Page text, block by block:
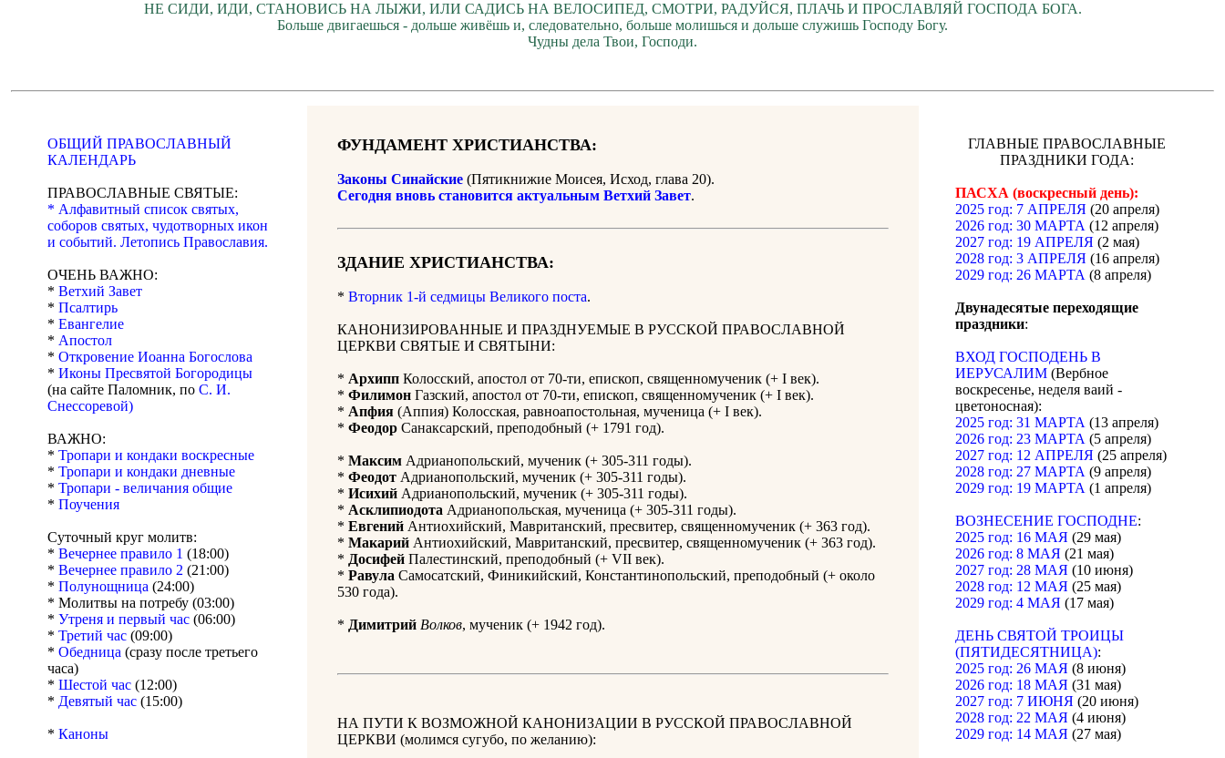
НЕ СИДИ, ИДИ, СТАНОВИСЬ НА ЛЫЖИ, ИЛИ САДИСЬ НА ВЕЛОСИПЕД, СМОТРИ, РАДУЙСЯ, ПЛАЧЬ И ПРОСЛАВЛЯЙ ГОСПОДА БОГА.
Больше двигаешься - дольше живёшь и, следовательно, больше молишься и дольше служишь Господу Богу.
Чудны дела Твои, Господи.
ОБЩИЙ ПРАВОСЛАВНЫЙ
КАЛЕНДАРЬ
ПРАВОСЛАВНЫЕ СВЯТЫЕ:
* Алфавитный список святых,
соборов святых, чудотворных икон
и событий. Летопись Православия.
ОЧЕНЬ ВАЖНО:
* Ветхий Завет
* Псалтирь
* Евангелие
* Апостол
* Откровение Иоанна Богослова
* Иконы Пресвятой Богородицы
(на сайте Паломник, по С. И.
Снессоревой)
ВАЖНО:
* Тропари и кондаки воскресные
* Тропари и кондаки дневные
* Тропари - величания общие
* Поучения
Суточный круг молитв:
* Вечернее правило 1 (18:00)
* Вечернее правило 2 (21:00)
* Полунощница (24:00)
* Молитвы на потребу (03:00)
* Утреня и первый час (06:00)
* Третий час (09:00)
* Обедница (сразу после третьего
часа)
* Шестой час (12:00)
* Девятый час (15:00)
* Каноны
ФУНДАМЕНТ ХРИСТИАНСТВА:
Законы Синайские (Пятикнижие Моисея, Исход, глава 20).
Сегодня вновь становится актуальным Ветхий Завет.
ЗДАНИЕ ХРИСТИАНСТВА:
* Вторник 1-й седмицы Великого поста.
КАНОНИЗИРОВАННЫЕ И ПРАЗДНУЕМЫЕ В РУССКОЙ ПРАВОСЛАВНОЙ
ЦЕРКВИ СВЯТЫЕ И СВЯТЫНИ:
* Архипп Колосский, апостол от 70-ти, епископ, священномученик (+ I век).
* Филимон Газский, апостол от 70-ти, епископ, священномученик (+ I век).
* Апфия (Аппия) Колосская, равноапостольная, мученица (+ I век).
* Феодор Санаксарский, преподобный (+ 1791 год).
* Максим Адрианопольский, мученик (+ 305-311 годы).
* Феодот Адрианопольский, мученик (+ 305-311 годы).
* Исихий Адрианопольский, мученик (+ 305-311 годы).
* Асклипиодота Адрианопольская, мученица (+ 305-311 годы).
* Евгений Антиохийский, Мавританский, пресвитер, священномученик (+ 363 год).
* Макарий Антиохийский, Мавританский, пресвитер, священномученик (+ 363 год).
* Досифей Палестинский, преподобный (+ VII век).
* Равула Самосатский, Финикийский, Константинопольский, преподобный (+ около
530 года).
* Димитрий Волков, мученик (+ 1942 год).
НА ПУТИ К ВОЗМОЖНОЙ КАНОНИЗАЦИИ В РУССКОЙ ПРАВОСЛАВНОЙ
ЦЕРКВИ (молимся сугубо, по желанию):
ГЛАВНЫЕ ПРАВОСЛАВНЫЕ
ПРАЗДНИКИ ГОДА:
ПАСХА (воскресный день):
2025 год: 7 АПРЕЛЯ (20 апреля)
2026 год: 30 МАРТА (12 апреля)
2027 год: 19 АПРЕЛЯ (2 мая)
2028 год: 3 АПРЕЛЯ (16 апреля)
2029 год: 26 МАРТА (8 апреля)
Двунадесятые переходящие
праздники:
ВХОД ГОСПОДЕНЬ В
ИЕРУСАЛИМ (Вербное
воскресенье, неделя ваий -
цветоносная):
2025 год: 31 МАРТА (13 апреля)
2026 год: 23 МАРТА (5 апреля)
2027 год: 12 АПРЕЛЯ (25 апреля)
2028 год: 27 МАРТА (9 апреля)
2029 год: 19 МАРТА (1 апреля)
ВОЗНЕСЕНИЕ ГОСПОДНЕ:
2025 год: 16 МАЯ (29 мая)
2026 год: 8 МАЯ (21 мая)
2027 год: 28 МАЯ (10 июня)
2028 год: 12 МАЯ (25 мая)
2029 год: 4 МАЯ (17 мая)
ДЕНЬ СВЯТОЙ ТРОИЦЫ
(ПЯТИДЕСЯТНИЦА):
2025 год: 26 МАЯ (8 июня)
2026 год: 18 МАЯ (31 мая)
2027 год: 7 ИЮНЯ (20 июня)
2028 год: 22 МАЯ (4 июня)
2029 год: 14 МАЯ (27 мая)